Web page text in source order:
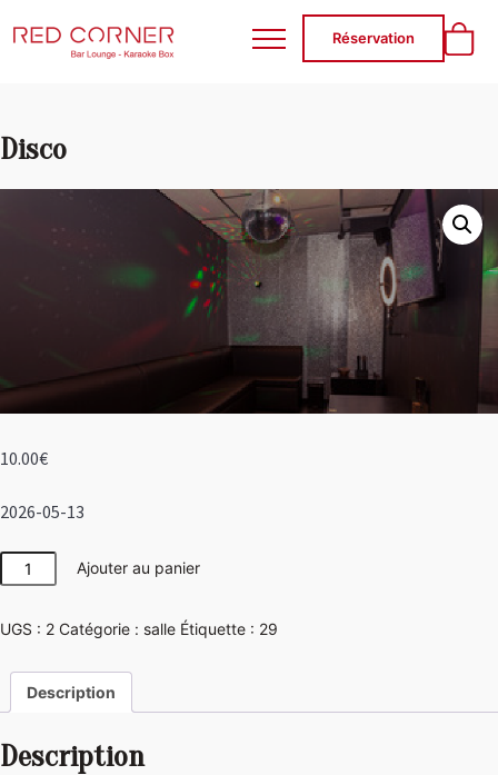
RED CORNER
Réservation
Disco
10.00€
2026-05-13
quantité
de
Ajouter au panier
UGS : 2 Catégorie : salle Étiquette : 29
Description
Description